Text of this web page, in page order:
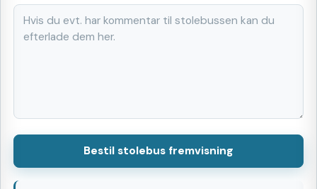
Bestil stolebus fremvisning